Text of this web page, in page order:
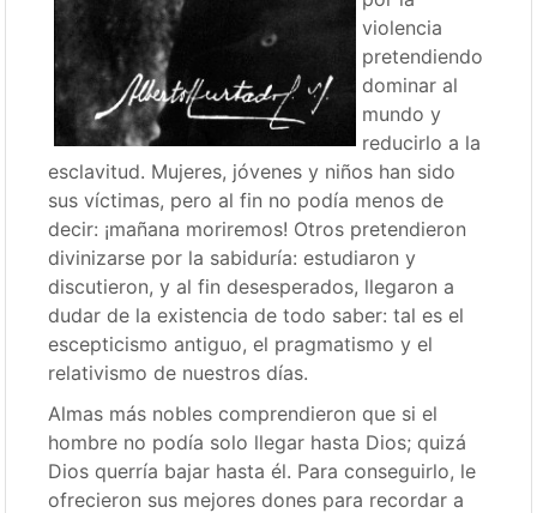
violencia
pretendiendo
dominar al
mundo y
reducirlo a la
esclavitud. Mujeres, jóvenes y niños han sido
sus víctimas, pero al fin no podía menos de
decir: ¡mañana moriremos! Otros pretendieron
divinizarse por la sabiduría: estudiaron y
discutieron, y al fin desesperados, llegaron a
dudar de la existencia de todo saber: tal es el
escepticismo antiguo, el pragmatismo y el
relativismo de nuestros días.
Almas más nobles comprendieron que si el
hombre no podía solo llegar hasta Dios; quizá
Dios querría bajar hasta él. Para conseguirlo, le
ofrecieron sus mejores dones para recordar a